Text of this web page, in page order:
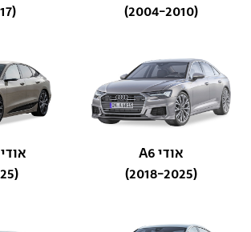
(2004-2010)
(2011-2017)
אודי A6
(2018-2025)
אודי A6 e-tron
(2025-2025)